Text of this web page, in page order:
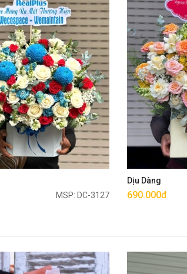
MSP: DC-3127
Mua ngay
Dịu Dàng
690.000đ